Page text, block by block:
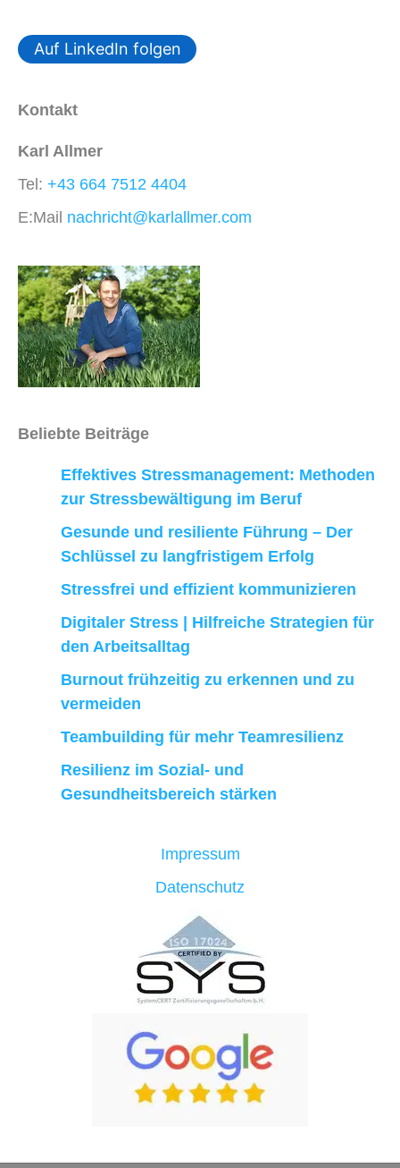
Auf LinkedIn folgen
Kontakt
Karl Allmer
Tel: +43 664 7512 4404
E:Mail nachricht@karlallmer.com
Beliebte Beiträge
Effektives Stressmanagement: Methoden
zur Stressbewältigung im Beruf
Gesunde und resiliente Führung – Der
Schlüssel zu langfristigem Erfolg
Stressfrei und effizient kommunizieren
Digitaler Stress | Hilfreiche Strategien für
den Arbeitsalltag
Burnout frühzeitig zu erkennen und zu
vermeiden
Teambuilding für mehr Teamresilienz
Resilienz im Sozial- und
Gesundheitsbereich stärken
Impressum
Datenschutz